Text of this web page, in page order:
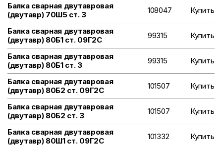
Балка сварная двутавровая
(двутавр) 70Ш5 ст. 3
108047 Купить
Балка сварная двутавровая
(двутавр) 80Б1 ст. 09Г2С
99315 Купить
Балка сварная двутавровая
(двутавр) 80Б1 ст. 3
99315 Купить
Балка сварная двутавровая
(двутавр) 80Б2 ст. 09Г2С
101507 Купить
Балка сварная двутавровая
(двутавр) 80Б2 ст. 3
101507 Купить
Балка сварная двутавровая
(двутавр) 80Ш1 ст. 09Г2С
101332 Купить